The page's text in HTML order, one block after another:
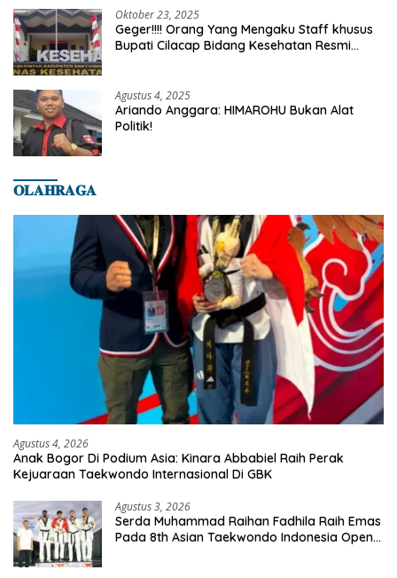
Oktober 23, 2025
Geger!!!! Orang Yang Mengaku Staff khusus
Bupati Cilacap Bidang Kesehatan Resmi
Agustus 4, 2025
Ariando Anggara: HIMAROHU Bukan Alat
Politik!
𝐎𝐋𝐀𝐇𝐑𝐀𝐆𝐀
Agustus 4, 2026
Anak Bogor Di Podium Asia: Kinara Abbabiel Raih Perak
Kejuaraan Taekwondo Internasional Di GBK
Agustus 3, 2026
Serda Muhammad Raihan Fadhila Raih Emas
Pada 8th Asian Taekwondo Indonesia Open